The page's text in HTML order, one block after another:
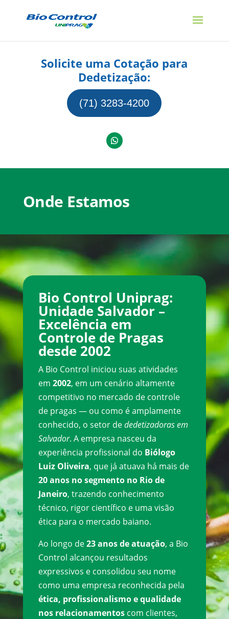
Solicite uma Cotação para
Dedetização:
(71) 3283-4200
Onde Estamos
Bio Control Uniprag:
Unidade Salvador –
Excelência em
Controle de Pragas
desde 2002
A Bio Control iniciou suas atividades
em 2002, em um cenário altamente
competitivo no mercado de controle
de pragas — ou como é amplamente
conhecido, o setor dededetizadoras em
Salvador. A empresa nasceu da
experiência profissional do Biólogo
Luiz Oliveira, que já atuava há mais de
20 anos no segmento no Rio de
Janeiro, trazendo conhecimento
técnico, rigor científico e uma visão
ética para o mercado baiano.
Ao longo de23 anos de atuação, a Bio
Control alcançou resultados
expressivos e consolidou seu nome
como uma empresa reconhecida pela
ética, profissionalismo e qualidade
nos relacionamentoscom clientes,